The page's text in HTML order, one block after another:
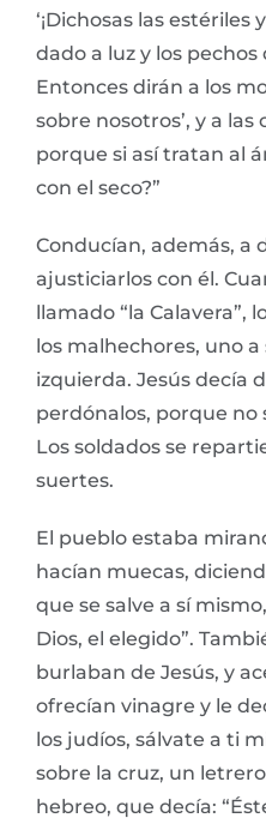
‘¡Dichosas las
dado a luz y los pechos
Entonces dirán a los
sobre nosotros’, y a las
porque si así tratan al
con el seco?”
Conducían, además, a
ajusticiarlos con él.
llamado “la Calavera”,
los malhechores, uno
izquierda. Jesús decía
perdónalos, porque no
Los soldados se
suertes.
El pueblo estaba
hacían muecas,
que se salve a sí
Dios, el elegido”.
burlaban de Jesús, y
ofrecían vinagre y le
los judíos, sálvate a ti
sobre la cruz, un
hebreo, que decía: